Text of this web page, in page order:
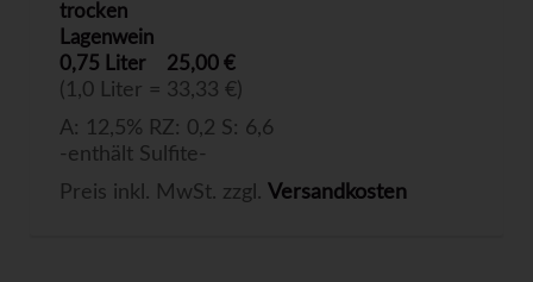
trocken
Lagenwein
0,75 Liter
25,00 €
(1,0 Liter = 33,33 €)
A: 12,5% RZ: 0,2 S: 6,6
-enthält Sulfite-
Preis inkl. MwSt. zzgl. Versandkosten